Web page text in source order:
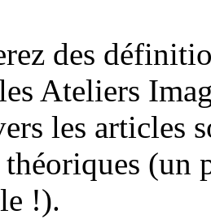
des
Ateliers
les articles
théoriques
!).